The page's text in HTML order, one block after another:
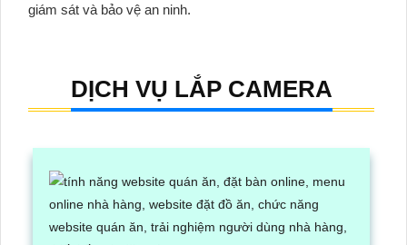
giám sát và bảo vệ an ninh.
DỊCH VỤ LẮP CAMERA